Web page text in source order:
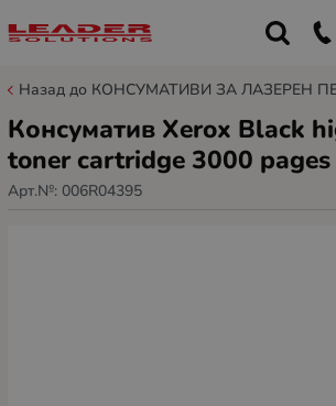
Назад до КОНСУМАТИВИ ЗА ЛАЗЕРЕН
Консуматив Xerox Black
toner cartridge 3000
Арт.№: 006R04395